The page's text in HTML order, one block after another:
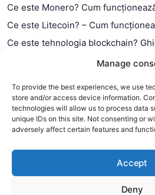
Manage
To provide the best experiences, we use
store and/or access device information.
technologies will allow us to process data
unique IDs on this site. Not consenting or
adversely affect certain features and
Accept
Deny
Ce este Monero? Cum
Ce este Litecoin? – Cum
Ce este tehnologia blockchain?
Ce este contractul smart?